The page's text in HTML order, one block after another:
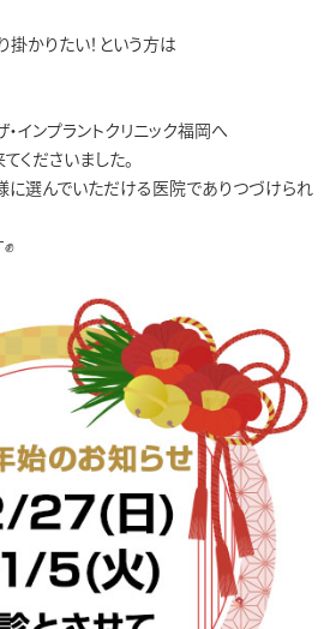
かりたい！という方は
インプラントクリニック福岡へ
くださいました。
に選んでいただける医院でありつづけられ